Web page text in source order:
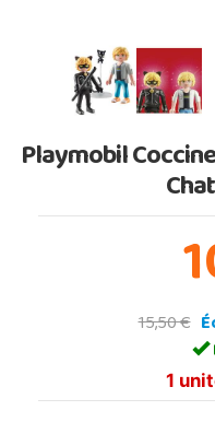
Playmobil
15,50 €
1